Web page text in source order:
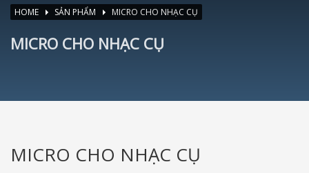
HOME SẢN PHẨM MICRO CHO NHẠC CỤ
MICRO CHO NHẠC CỤ
MICRO CHO NHẠC CỤ